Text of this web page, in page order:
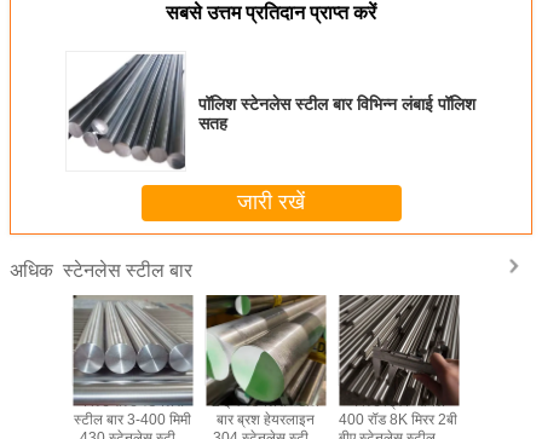
सबसे उत्तम प्रतिदान प्राप्त करें
पॉलिश स्टेनलेस स्टील बार विभिन्न लंबाई पॉलिश
सतह
जारी रखें
अधिक स्टेनलेस स्टील बार
कोल्ड रोल्ड स्टेनलेस
स्टील बार 3-400 मिमी
2 इंच स्टेनलेस स्टील
बार ब्रश हेयरलाइन
कोल्ड ड्रिंक मोनेल
400 रॉड 8K मिरर 2बी